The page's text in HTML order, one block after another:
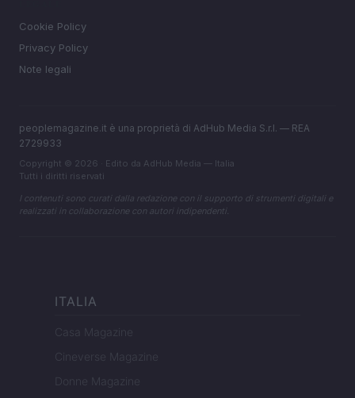
Cookie Policy
Privacy Policy
Note legali
peoplemagazine.it è una proprietà di AdHub Media S.r.l. — REA
2729933
Copyright © 2026 · Edito da AdHub Media — Italia
Tutti i diritti riservati
I contenuti sono curati dalla redazione con il supporto di strumenti digitali e
realizzati in collaborazione con autori indipendenti.
ITALIA
Casa Magazine
Cineverse Magazine
Donne Magazine